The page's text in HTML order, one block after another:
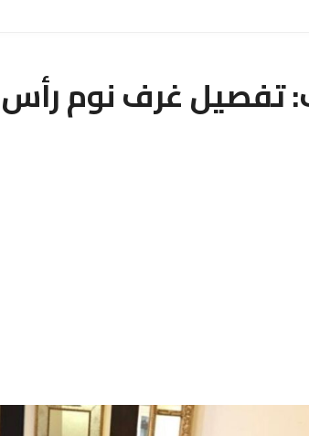
تفصيل غرف نوم رأس